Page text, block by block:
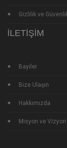
Gizlilik ve
İLETIŞIM
Bayiler
Bize Ulaşın
Hakkımızda
Misyon ve Vizyon